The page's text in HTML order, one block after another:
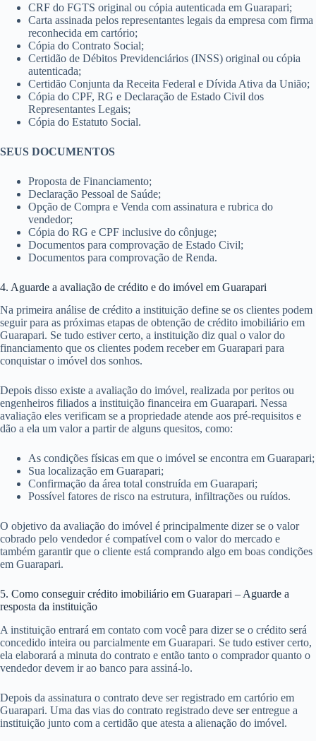
CRF do FGTS original ou cópia autenticada em Guarapari;
Carta assinada pelos representantes legais da empresa com firma
reconhecida em cartório;
Cópia do Contrato Social;
Certidão de Débitos Previdenciários (INSS) original ou cópia
autenticada;
Certidão Conjunta da Receita Federal e Dívida Ativa da União;
Cópia do CPF, RG e Declaração de Estado Civil dos
Representantes Legais;
Cópia do Estatuto Social.
SEUS DOCUMENTOS
Proposta de Financiamento;
Declaração Pessoal de Saúde;
Opção de Compra e Venda com assinatura e rubrica do
vendedor;
Cópia do RG e CPF inclusive do cônjuge;
Documentos para comprovação de Estado Civil;
Documentos para comprovação de Renda.
4. Aguarde a avaliação de crédito e do imóvel em Guarapari
Na primeira análise de crédito a instituição define se os clientes podem
seguir para as próximas etapas de obtenção de crédito imobiliário em
Guarapari. Se tudo estiver certo, a instituição diz qual o valor do
financiamento que os clientes podem receber em Guarapari para
conquistar o imóvel dos sonhos.
Depois disso existe a avaliação do imóvel, realizada por peritos ou
engenheiros filiados a instituição financeira em Guarapari. Nessa
avaliação eles verificam se a propriedade atende aos pré-requisitos e
dão a ela um valor a partir de alguns quesitos, como:
As condições físicas em que o imóvel se encontra em Guarapari;
Sua localização em Guarapari;
Confirmação da área total construída em Guarapari;
Possível fatores de risco na estrutura, infiltrações ou ruídos.
O objetivo da avaliação do imóvel é principalmente dizer se o valor
cobrado pelo vendedor é compatível com o valor do mercado e
também garantir que o cliente está comprando algo em boas condições
em Guarapari.
5. Como conseguir crédito imobiliário em Guarapari – Aguarde a
resposta da instituição
A instituição entrará em contato com você para dizer se o crédito será
concedido inteira ou parcialmente em Guarapari. Se tudo estiver certo,
ela elaborará a minuta do contrato e então tanto o comprador quanto o
vendedor devem ir ao banco para assiná-lo.
Depois da assinatura o contrato deve ser registrado em cartório em
Guarapari. Uma das vias do contrato registrado deve ser entregue a
instituição junto com a certidão que atesta a alienação do imóvel.